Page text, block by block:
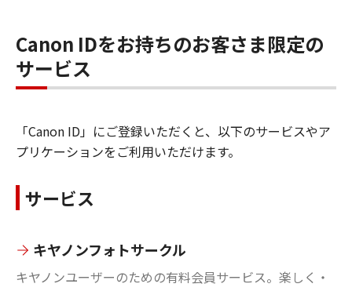
Canon IDをお持ちのお客さま限定の
サービス
「Canon ID」にご登録いただくと、以下のサービスやア
プリケーションをご利用いただけます。
サービス
キヤノンフォトサークル
キヤノンユーザーのための有料会員サービス。楽しく・